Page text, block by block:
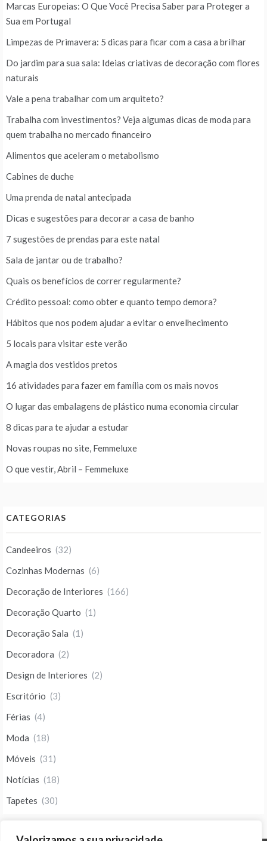
Marcas Europeias: O Que Você Precisa Saber para Proteger a
Sua em Portugal
Limpezas de Primavera: 5 dicas para ficar com a casa a brilhar
Do jardim para sua sala: Ideias criativas de decoração com flores
naturais
Vale a pena trabalhar com um arquiteto?
Trabalha com investimentos? Veja algumas dicas de moda para
quem trabalha no mercado financeiro
Alimentos que aceleram o metabolismo
Cabines de duche
Uma prenda de natal antecipada
Dicas e sugestões para decorar a casa de banho
7 sugestões de prendas para este natal
Sala de jantar ou de trabalho?
Quais os benefícios de correr regularmente?
Crédito pessoal: como obter e quanto tempo demora?
Hábitos que nos podem ajudar a evitar o envelhecimento
5 locais para visitar este verão
A magia dos vestidos pretos
16 atividades para fazer em família com os mais novos
O lugar das embalagens de plástico numa economia circular
8 dicas para te ajudar a estudar
Novas roupas no site, Femmeluxe
O que vestir, Abril – Femmeluxe
CATEGORIAS
Candeeiros (32)
Cozinhas Modernas (6)
Decoração de Interiores (166)
Decoração Quarto (1)
Decoração Sala (1)
Decoradora (2)
Design de Interiores (2)
Escritório (3)
Férias (4)
Moda (18)
Móveis (31)
Notícias (18)
Tapetes (30)